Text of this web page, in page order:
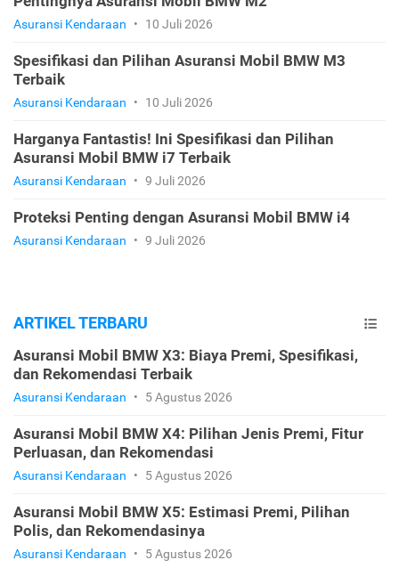
Asuransi Kendaraan • 10 Juli 2026
Spesifikasi dan Pilihan Asuransi Mobil BMW M3
Terbaik
Asuransi Kendaraan • 10 Juli 2026
Harganya Fantastis! Ini Spesifikasi dan Pilihan
Asuransi Mobil BMW i7 Terbaik
Asuransi Kendaraan • 9 Juli 2026
Proteksi Penting dengan Asuransi Mobil BMW i4
Asuransi Kendaraan • 9 Juli 2026
ARTIKEL TERBARU
Asuransi Mobil BMW X3: Biaya Premi, Spesifikasi,
dan Rekomendasi Terbaik
Asuransi Kendaraan • 5 Agustus 2026
Asuransi Mobil BMW X4: Pilihan Jenis Premi, Fitur
Perluasan, dan Rekomendasi
Asuransi Kendaraan • 5 Agustus 2026
Asuransi Mobil BMW X5: Estimasi Premi, Pilihan
Polis, dan Rekomendasinya
Asuransi Kendaraan • 5 Agustus 2026